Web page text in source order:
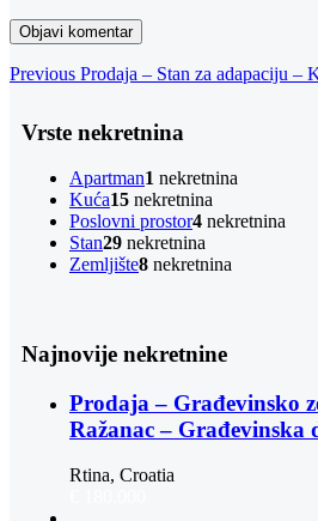
Navigacija
Previous
Previous Prodaja – Stan za adapaciju –
Vrste nekretnina
Apartman1 nekretnina
Kuća15 nekretnina
Poslovni prostor4 nekretnina
Stan29 nekretnina
Zemljište8 nekretnina
Najnovije nekretnine
Prodaja – Građevinsko
Ražanac – Građevinska
Rtina, Croatia